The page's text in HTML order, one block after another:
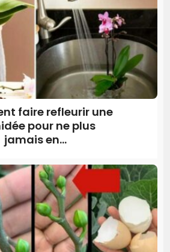
faire refleurir une
pour ne plus
jamais en...